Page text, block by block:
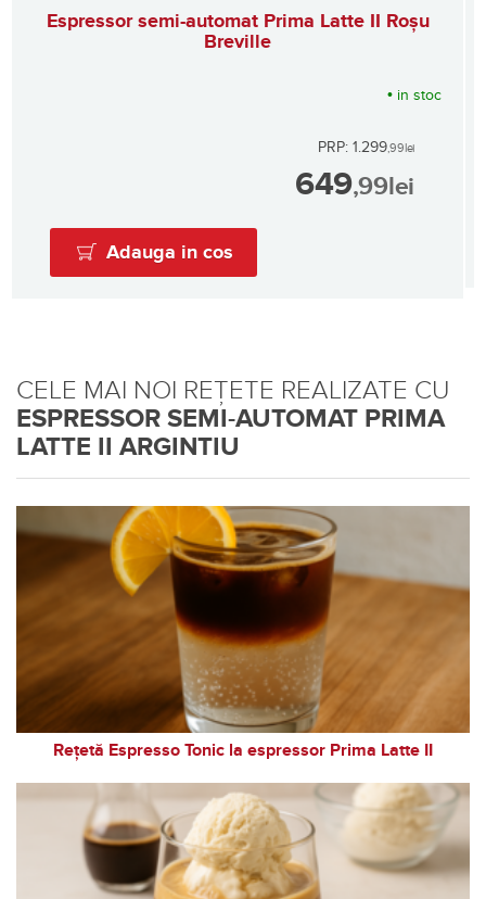
Espressor semi-automat Prima Latte II Roșu
Breville
• in stoc
PRP: 1.299,99lei
649,99lei
Adauga in cos
CELE MAI NOI REȚETE REALIZATE CU
ESPRESSOR SEMI-AUTOMAT PRIMA
LATTE II ARGINTIU
Rețetă Espresso Tonic la espressor Prima Latte II